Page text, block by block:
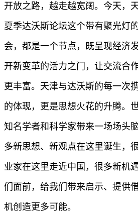
开放之路，越走越宽阔。今天，
夏季达沃斯论坛这个带有聚光灯
会，都是一个节点，既呈现经济
开新变革的活力之门，让交流合
更丰富。天津与达沃斯的每一次
的体现，更是思想火花的升腾。
知名学者和科学家带来一场场头
多新思想、新观点在这里诞生，
业家在这里走近中国，很多新机
们面前，给我们带来启示、提供
机创造更多可能。